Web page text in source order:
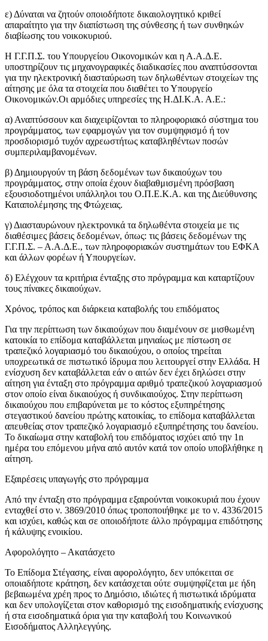
ε) Δύναται να ζητούν οποιοδήποτε δικαιολογητικό κριθεί
απαραίτητο για την διαπίστωση της σύνθεσης ή των συνθηκών
διαβίωσης του νοικοκυριού.
Η Γ.Γ.Π.Σ. του Υπουργείου Οικονομικών και η Α.Α.Δ.Ε.
υποστηρίζουν τις μηχανογραφικές διαδικασίες που αναπτύσσονται
για την ηλεκτρονική διασταύρωση των δηλωθέντων στοιχείων της
αίτησης με όλα τα στοιχεία που διαθέτει το Υπουργείο
Οικονομικών.Οι αρμόδιες υπηρεσίες της Η.ΔΙ.Κ.Α. Α.Ε.:
α) Αναπτύσσουν και διαχειρίζονται το πληροφοριακό σύστημα του
προγράμματος, των εφαρμογών για τον συμψηφισμό ή τον
προσδιορισμό τυχόν αχρεωστήτως καταβληθέντων ποσών
συμπεριλαμβανομένων.
β) Δημιουργούν τη βάση δεδομένων των δικαιούχων του
προγράμματος, στην οποία έχουν διαβαθμισμένη πρόσβαση
εξουσιοδοτημένοι υπάλληλοι του Ο.Π.Ε.Κ.Α. και της Διεύθυνσης
Καταπολέμησης της Φτώχειας.
γ) Διασταυρώνουν ηλεκτρονικά τα δηλωθέντα στοιχεία με τις
διαθέσιμες βάσεις δεδομένων, όπως: τις βάσεις δεδομένων της
Γ.Γ.Π.Σ. – Α.Α.Δ.Ε., των πληροφοριακών συστημάτων του ΕΦΚΑ
και άλλων φορέων ή Υπουργείων.
δ) Ελέγχουν τα κριτήρια ένταξης στο πρόγραμμα και καταρτίζουν
τους πίνακες δικαιούχων.
Χρόνος, τρόπος και διάρκεια καταβολής του επιδόματος
Για την περίπτωση των δικαιούχων που διαμένουν σε μισθωμένη
κατοικία το επίδομα καταβάλλεται μηνιαίως με πίστωση σε
τραπεζικό λογαριασμό του δικαιούχου, ο οποίος τηρείται
υποχρεωτικά σε πιστωτικό ίδρυμα που λειτουργεί στην Ελλάδα. Η
ενίσχυση δεν καταβάλλεται εάν ο αιτών δεν έχει δηλώσει στην
αίτηση για ένταξη στο πρόγραμμα αριθμό τραπεζικού λογαριασμού
στον οποίο είναι δικαιούχος ή συνδικαιούχος. Στην περίπτωση
δικαιούχου που επιβαρύνεται με το κόστος εξυπηρέτησης
στεγαστικού δανείου πρώτης κατοικίας, το επίδομα καταβάλλεται
απευθείας στον τραπεζικό λογαριασμό εξυπηρέτησης του δανείου.
Το δικαίωμα στην καταβολή του επιδόματος ισχύει από την 1n
ημέρα του επόμενου μήνα από αυτόν κατά τον οποίο υποβλήθηκε η
αίτηση.
Εξαιρέσεις υπαγωγής στο πρόγραμμα
Από την ένταξη στο πρόγραμμα εξαιρούνται νοικοκυριά που έχουν
ενταχθεί στο ν. 3869/2010 όπως τροποποιήθηκε με το ν. 4336/2015
και ισχύει, καθώς και σε οποιοδήποτε άλλο πρόγραμμα επιδότησης
ή κάλυψης ενοικίου.
Αφορολόγητο – Ακατάσχετο
Το Επίδομα Στέγασης, είναι αφορολόγητο, δεν υπόκειται σε
οποιαδήποτε κράτηση, δεν κατάσχεται ούτε συμψηφίζεται με ήδη
βεβαιωμένα χρέη προς το Δημόσιο, ιδιώτες ή πιστωτικά ιδρύματα
και δεν υπολογίζεται στον καθορισμό της εισοδηματικής ενίσχυσης
ή στα εισοδηματικά όρια για την καταβολή του Κοινωνικού
Εισοδήματος Αλληλεγγύης.